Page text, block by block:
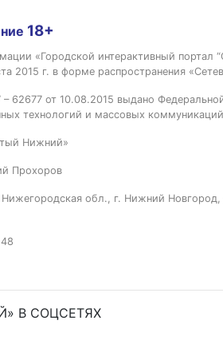
18+
«Городской интерактивный
2015 г. в форме распространения
62677 от 10.08.2015 выдано
технологий и массовых
Нижний»
Прохоров
обл., г. Нижний Новгород,
В СОЦСЕТЯХ